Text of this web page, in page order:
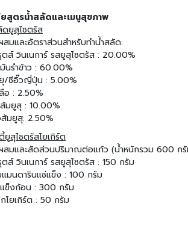
ยสูตรน้ำสลัดและเมนูสุขภาพ
ดยูสุไซตรัส
มและอัตราส่วนสำหรับทำน้ำสลัด:
ส์ วินเนการ์ รสยูสุไซตรัส : 20.00%
นรำข้าว : 60.00%
/ซีอิ๊วญี่ปุ่น : 5.00%
อ : 2.50%
มยูสุ : 10.00%
มยูสุ: 2.50%
สุไซตรัสโยเกิร์ต
สมและสัดส่วนปริมาณต่อแก้ว (น้ำหนักรวม 600 กรั
ส์ วินเนการ์ รสยูสุไซตรัส : 150 กรัม
มนดารินแช่แข็ง : 100 กรัม
ข็งก้อน : 300 กรัม
โยเกิร์ต : 50 กรัม